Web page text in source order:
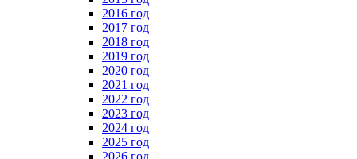
2016 год
2017 год
2018 год
2019 год
2020 год
2021 год
2022 год
2023 год
2024 год
2025 год
2026 год